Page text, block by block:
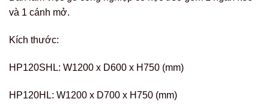
và 1 cánh mở.
Kích thước:
HP120SHL: W1200 x D600 x H750 (mm)
HP120HL: W1200 x D700 x H750 (mm)